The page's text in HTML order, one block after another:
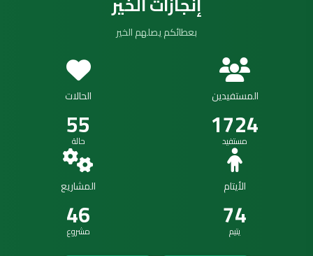
بعطائكم يصلهم الخير
المستفيدين
1724
مستفيد
الحالات
55
حالة
الأيتام
74
يتيم
المشاريع
46
مشروع